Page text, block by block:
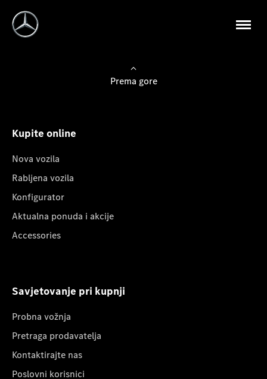
Prema gore
Kupite online
Nova vozila
Rabljena vozila
Konfigurator
Aktualna ponuda i akcije
Accessories
Savjetovanje pri kupnji
Probna vožnja
Pretraga prodavatelja
Kontaktirajte nas
Poslovni korisnici